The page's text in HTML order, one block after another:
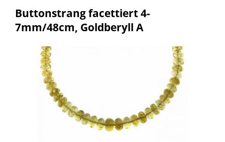
Buttonstrang facettiert 4-
7mm/48cm, Goldberyll A